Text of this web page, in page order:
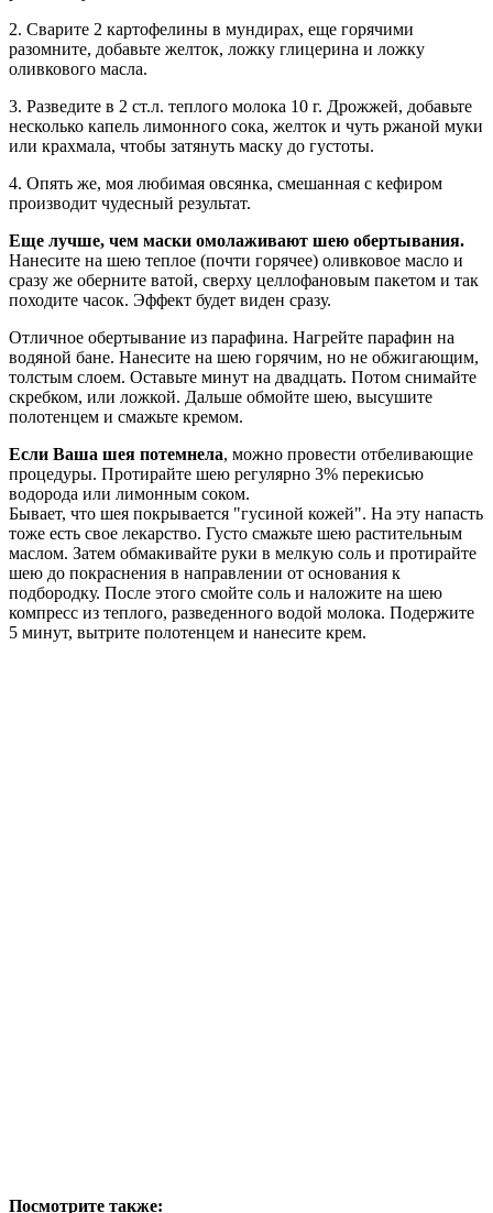
2. Сварите 2 картофелины в мундирах, еще горячими
разомните, добавьте желток, ложку глицерина и ложку
оливкового масла.
3. Разведите в 2 ст.л. теплого молока 10 г. Дрожжей, добавьте
несколько капель лимонного сока, желток и чуть ржаной муки
или крахмала, чтобы затянуть маску до густоты.
4. Опять же, моя любимая овсянка, смешанная с кефиром
производит чудесный результат.
Еще лучше, чем маски омолаживают шею обертывания.
Нанесите на шею теплое (почти горячее) оливковое масло и
сразу же оберните ватой, сверху целлофановым пакетом и так
походите часок. Эффект будет виден сразу.
Отличное обертывание из парафина. Нагрейте парафин на
водяной бане. Нанесите на шею горячим, но не обжигающим,
толстым слоем. Оставьте минут на двадцать. Потом снимайте
скребком, или ложкой. Дальше обмойте шею, высушите
полотенцем и смажьте кремом.
Если Ваша шея потемнела, можно провести отбеливающие
процедуры. Протирайте шею регулярно 3% перекисью
водорода или лимонным соком.
Бывает, что шея покрывается "гусиной кожей". На эту напасть
тоже есть свое лекарство. Густо смажьте шею растительным
маслом. Затем обмакивайте руки в мелкую соль и протирайте
шею до покраснения в направлении от основания к
подбородку. После этого смойте соль и наложите на шею
компресс из теплого, разведенного водой молока. Подержите
5 минут, вытрите полотенцем и нанесите крем.
Посмотрите также: